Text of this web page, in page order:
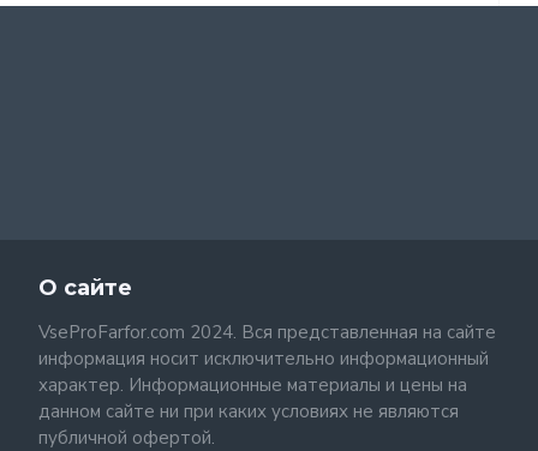
О сайте
VseProFarfor.com 2024. Вся представленная на сайте
информация носит исключительно информационный
характер. Информационные материалы и цены на
данном сайте ни при каких условиях не являются
публичной офертой.